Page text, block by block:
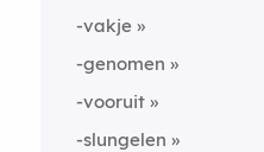
-vakje
-genomen
-vooruit
-slungelen